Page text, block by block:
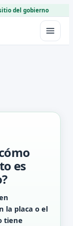
del gobierno
es
la placa o el
tiene